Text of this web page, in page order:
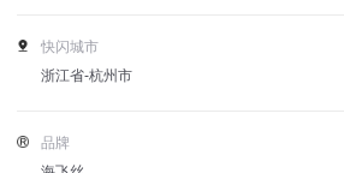
快闪城市
浙江省-杭州市
品牌